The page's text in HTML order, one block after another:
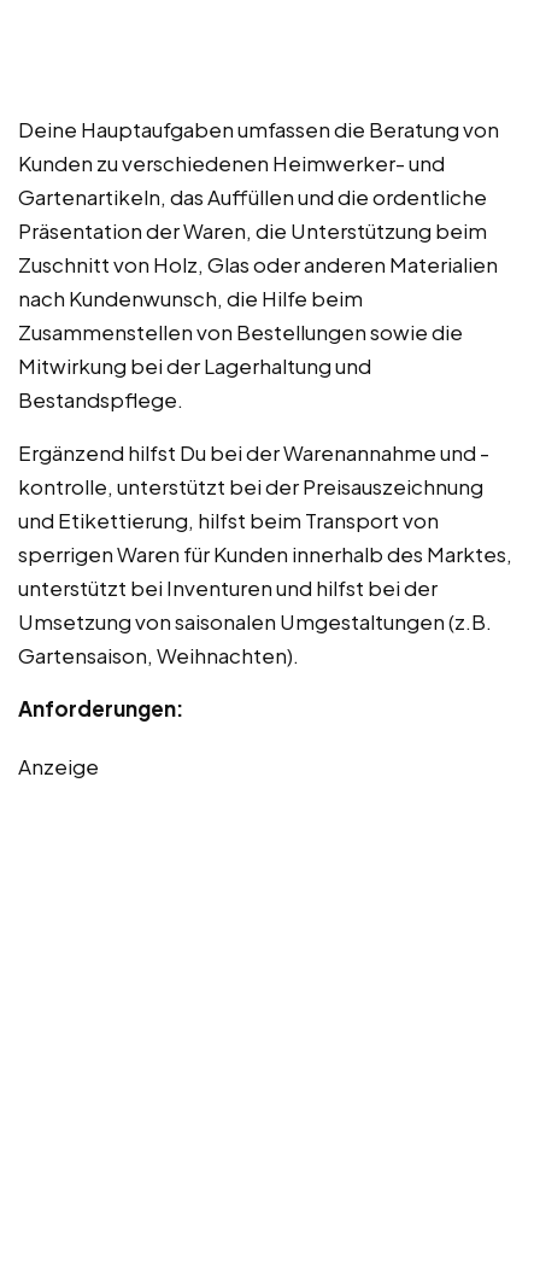
Deine Hauptaufgaben umfassen die Beratung von
Kunden zu verschiedenen Heimwerker- und
Gartenartikeln, das Auffüllen und die ordentliche
Präsentation der Waren, die Unterstützung beim
Zuschnitt von Holz, Glas oder anderen Materialien
nach Kundenwunsch, die Hilfe beim
Zusammenstellen von Bestellungen sowie die
Mitwirkung bei der Lagerhaltung und
Bestandspflege.
Ergänzend hilfst Du bei der Warenannahme und -
kontrolle, unterstützt bei der Preisauszeichnung
und Etikettierung, hilfst beim Transport von
sperrigen Waren für Kunden innerhalb des Marktes,
unterstützt bei Inventuren und hilfst bei der
Umsetzung von saisonalen Umgestaltungen (z.B.
Gartensaison, Weihnachten).
Anforderungen:
Anzeige